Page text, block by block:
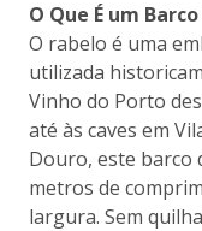
O Que É um
O rabelo é uma
utilizada
Vinho do Porto
até às caves em
Douro, este barco
metros de
largura. Sem